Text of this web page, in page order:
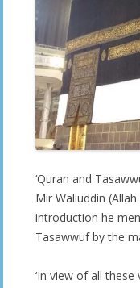
‘Quran and
Mir Waliuddin
introduction he
Tasawwuf by the
‘In view of all